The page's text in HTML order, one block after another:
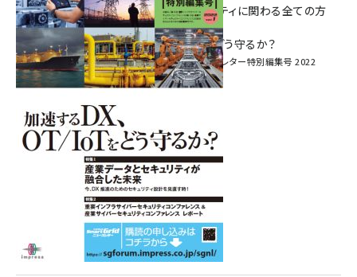
― 産業サイバーセキュリティに関わる全ての方
へ！ ―
加速するDX、OT/IoTをどう守るか？
インプレス SmartGridニューズレター特別編集号 2022
Vol.1